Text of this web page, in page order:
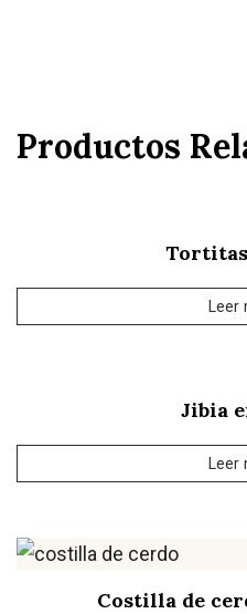
Productos
Leer
Jibia
Leer
Costilla de